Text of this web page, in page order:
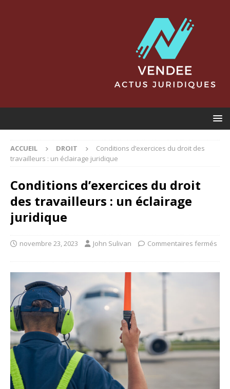
ACCUEIL DROIT
Conditions d’exercices du droit des
travailleurs : un éclairage juridique
Conditions d’exercices du droit
des travailleurs : un éclairage
juridique
novembre 23, 2023 John Sulivan Commentaires fermés